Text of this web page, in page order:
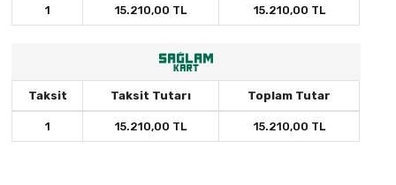
1 15.210,00 TL 15.210,00 TL
Taksit Taksit Tutarı Toplam Tutar
1 15.210,00 TL 15.210,00 TL